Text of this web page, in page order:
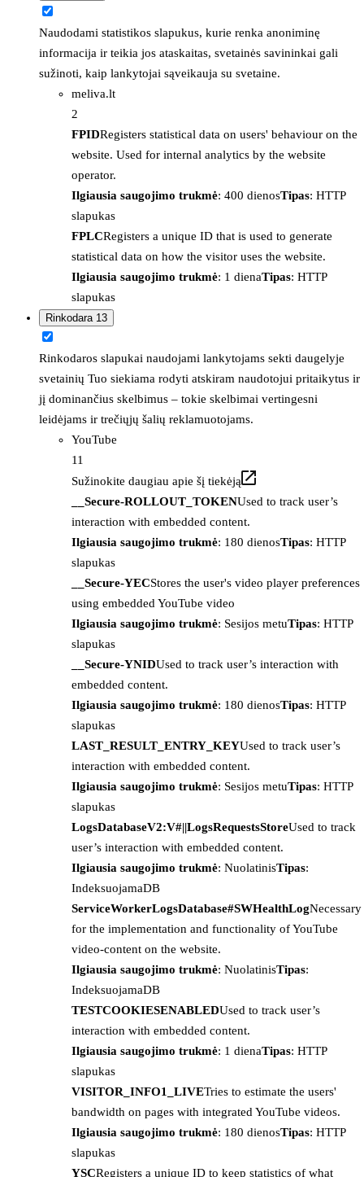
Naudodami statistikos slapukus, kurie renka anoniminę
informacija ir teikia jos ataskaitas, svetainės savininkai gali
sužinoti, kaip lankytojai sąveikauja su svetaine.
meliva.lt
2
FPIDRegisters statistical data on users' behaviour on the
website. Used for internal analytics by the website
operator.
Ilgiausia saugojimo trukmė: 400 dienosTipas: HTTP
slapukas
FPLCRegisters a unique ID that is used to generate
statistical data on how the visitor uses the website.
Ilgiausia saugojimo trukmė: 1 dienaTipas: HTTP
slapukas
Rinkodara 13
Rinkodaros slapukai naudojami lankytojams sekti daugelyje
svetainių Tuo siekiama rodyti atskiram naudotojui pritaikytus ir
jį dominančius skelbimus – tokie skelbimai vertingesni
leidėjams ir trečiųjų šalių reklamuotojams.
YouTube
11
Sužinokite daugiau apie šį tiekėją
__Secure-ROLLOUT_TOKENUsed to track user’s
interaction with embedded content.
Ilgiausia saugojimo trukmė: 180 dienosTipas: HTTP
slapukas
__Secure-YECStores the user's video player preferences
using embedded YouTube video
Ilgiausia saugojimo trukmė: Sesijos metuTipas: HTTP
slapukas
__Secure-YNIDUsed to track user’s interaction with
embedded content.
Ilgiausia saugojimo trukmė: 180 dienosTipas: HTTP
slapukas
LAST_RESULT_ENTRY_KEYUsed to track user’s
interaction with embedded content.
Ilgiausia saugojimo trukmė: Sesijos metuTipas: HTTP
slapukas
LogsDatabaseV2:V#||LogsRequestsStoreUsed to track
user’s interaction with embedded content.
Ilgiausia saugojimo trukmė: NuolatinisTipas:
IndeksuojamaDB
ServiceWorkerLogsDatabase#SWHealthLogNecessary
for the implementation and functionality of YouTube
video-content on the website.
Ilgiausia saugojimo trukmė: NuolatinisTipas:
IndeksuojamaDB
TESTCOOKIESENABLEDUsed to track user’s
interaction with embedded content.
Ilgiausia saugojimo trukmė: 1 dienaTipas: HTTP
slapukas
VISITOR_INFO1_LIVETries to estimate the users'
bandwidth on pages with integrated YouTube videos.
Ilgiausia saugojimo trukmė: 180 dienosTipas: HTTP
slapukas
YSCRegisters a unique ID to keep statistics of what